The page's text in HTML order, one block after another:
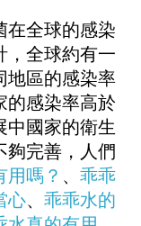
全球的感染
，全球約有一
地區的感染率
的感染率高於
中國家的衛生
夠完善，人們
用嗎？ 、 乖乖
心、 乖乖水的